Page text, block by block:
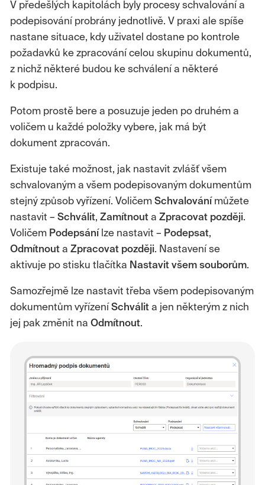
V předešlých kapitolách byly procesy schvalování a
podepisování probrány jednotlivě. V praxi ale spíše
nastane situace, kdy uživatel dostane po kontrole
požadavků ke zpracování celou skupinu dokumentů,
z nichž některé budou ke schválení a některé
k podpisu.
Potom prostě bere a posuzuje jeden po druhém a
voličem u každé položky vybere, jak má být
dokument zpracován.
Existuje také možnost, jak nastavit zvlášť všem
schvalovaným a všem podepisovaným dokumentům
stejný způsob vyřízení. Voličem Schvalování můžete
nastavit – Schválit, Zamítnout a Zpracovat později.
Voličem Podepsání lze nastavit – Podepsat,
Odmítnout a Zpracovat později. Nastavení se
aktivuje po stisku tlačítka Nastavit všem souborům.
Samozřejmě lze nastavit třeba všem podepisovaným
dokumentům vyřízení Schválit a jen některým z nich
jej pak změnit na Odmítnout.